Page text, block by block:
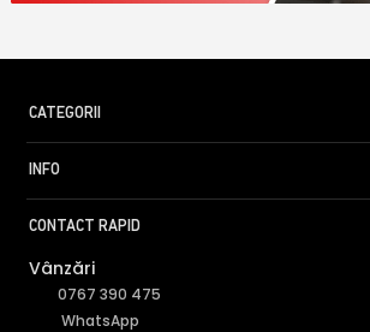
CATEGORII
INFO
CONTACT RAPID
Vânzări
0767 390 475
WhatsApp